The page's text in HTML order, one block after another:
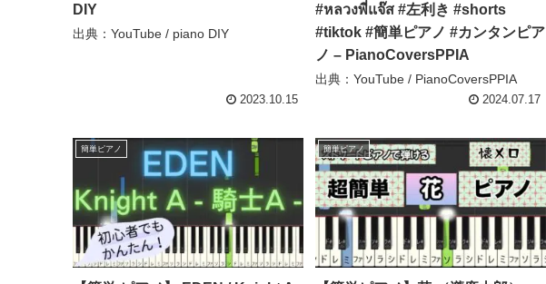
DIY
出典：YouTube / piano DIY
2023.10.15
#หลวงพี่แจ๊ส #左利き #shorts
#tiktok #簡単ピアノ #カンタンピア
ノ – PianoCoversPPIA
出典：YouTube / PianoCoversPPIA
2024.07.17
簡単ピアノ 簡単ピアノ